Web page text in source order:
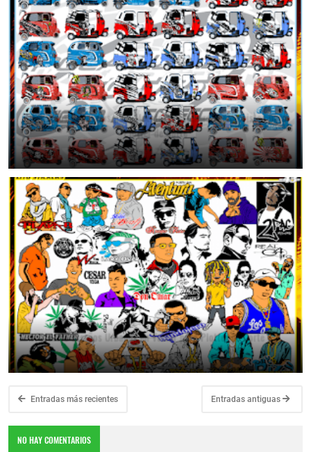
46 Diseños Exclusivos para Mototaxi | Stickers Tuning Listos para
Plotter de Corte
June 25, 2026
🔥 43 Diseños Urbanos en Vector para Plotter de Corte
June 25, 2026
Entradas más recientes Entradas antiguas
NO HAY COMENTARIOS